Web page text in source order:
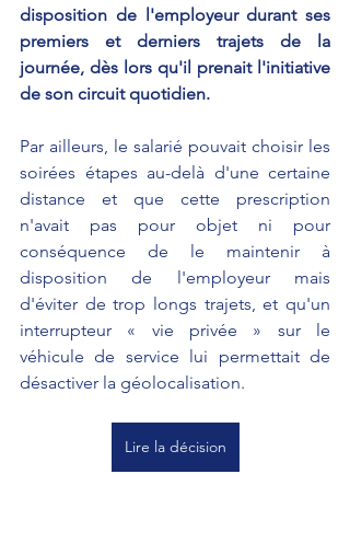
disposition de l'employeur durant ses
premiers et derniers trajets de la
journée, dès lors qu'il prenait l'initiative
de son circuit quotidien.
Par ailleurs, le salarié pouvait choisir les
soirées étapes au-delà d'une certaine
distance et que cette prescription
n'avait pas pour objet ni pour
conséquence de le maintenir à
disposition de l'employeur mais
d'éviter de trop longs trajets, et qu'un
interrupteur « vie privée » sur le
véhicule de service lui permettait de
désactiver la géolocalisation.
Lire la décision